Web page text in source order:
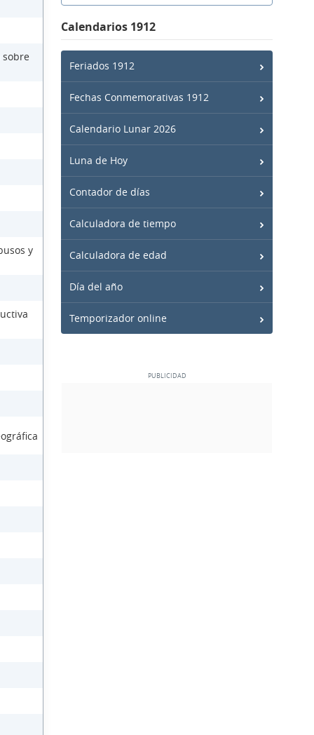
sobre
y
Calendarios 1912
Feriados 1912
Fechas Conmemorativas 1912
Calendario Lunar 2026
Luna de Hoy
Contador de días
Calculadora de tiempo
Calculadora de edad
Día del año
Temporizador online